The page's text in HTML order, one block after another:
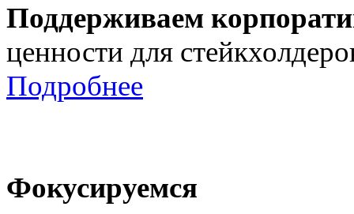
Поддерживаем
ценности для
Подробнее
Фокусируемся